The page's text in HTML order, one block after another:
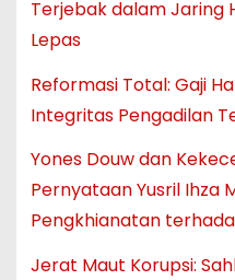
Terjebak dalam Jaring
Lepas
Reformasi Total: Gaji
Integritas Pengadilan
Yones Douw dan
Pernyataan Yusril Ihza
Pengkhianatan
Jerat Maut Korupsi: